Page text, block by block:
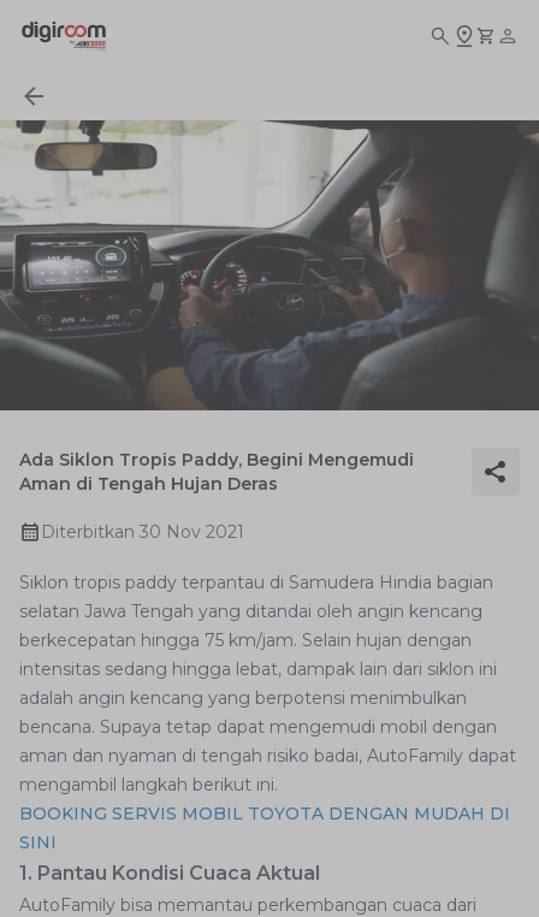
Ada Siklon Tropis Paddy, Begini Mengemudi
Aman di Tengah Hujan Deras
Diterbitkan 30 Nov 2021
Siklon tropis paddy terpantau di Samudera Hindia bagian
selatan Jawa Tengah yang ditandai oleh angin kencang
berkecepatan hingga 75 km/jam. Selain hujan dengan
intensitas sedang hingga lebat, dampak lain dari siklon ini
adalah angin kencang yang berpotensi menimbulkan
bencana. Supaya tetap dapat mengemudi mobil dengan
aman dan nyaman di tengah risiko badai, AutoFamily dapat
mengambil langkah berikut ini.
BOOKING SERVIS MOBIL TOYOTA DENGAN MUDAH DI
SINI
1. Pantau Kondisi Cuaca Aktual
AutoFamily bisa memantau perkembangan cuaca dari